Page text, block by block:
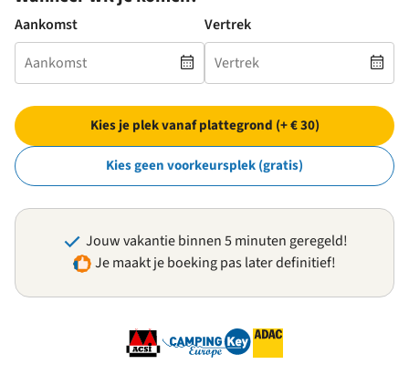
Aankomst Vertrek
Kies je plek vanaf plattegrond (+ € 30)
Kies geen voorkeursplek (gratis)
Jouw vakantie binnen 5 minuten geregeld!
Je maakt je boeking pas later definitief!